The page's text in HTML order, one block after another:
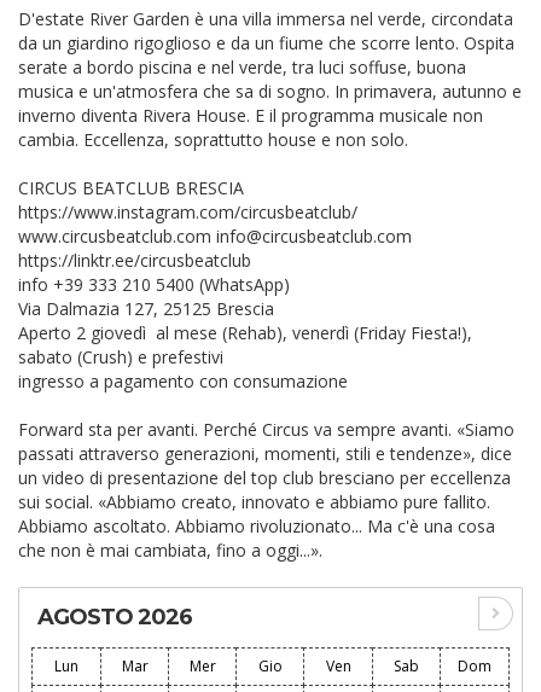
D'estate River Garden è una villa immersa nel verde, circondata
da un giardino rigoglioso e da un fiume che scorre lento. Ospita
serate a bordo piscina e nel verde, tra luci soffuse, buona
musica e un'atmosfera che sa di sogno. In primavera, autunno e
inverno diventa Rivera House. E il programma musicale non
cambia. Eccellenza, soprattutto house e non solo.
CIRCUS BEATCLUB BRESCIA
https://www.instagram.com/circusbeatclub/
www.circusbeatclub.com info@circusbeatclub.com
https://linktr.ee/circusbeatclub
info +39 333 210 5400 (WhatsApp)
Via Dalmazia 127, 25125 Brescia
Aperto 2 giovedì al mese (Rehab), venerdì (Friday Fiesta!),
sabato (Crush) e prefestivi
ingresso a pagamento con consumazione
Forward sta per avanti. Perché Circus va sempre avanti. «Siamo
passati attraverso generazioni, momenti, stili e tendenze», dice
un video di presentazione del top club bresciano per eccellenza
sui social. «Abbiamo creato, innovato e abbiamo pure fallito.
Abbiamo ascoltato. Abbiamo rivoluzionato... Ma c'è una cosa
che non è mai cambiata, fino a oggi...».
AGOSTO 2026
Lun Mar Mer Gio Ven Sab
Dom